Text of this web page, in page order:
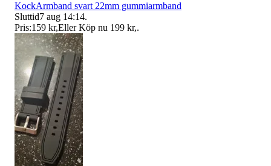
KockArmband svart 22mm gummiarmband
Sluttid7 aug 14:14.
Pris:159 kr,Eller Köp nu 199 kr,.